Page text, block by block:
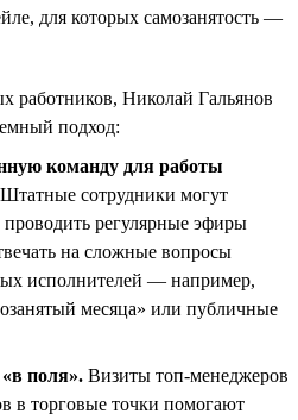
для которых самозанятость —
работников, Николай Гальянов
подход:
команду для работы
Штатные сотрудники могут
проводить регулярные эфиры
на сложные вопросы
исполнителей — например,
месяца» или публичные
поля». Визиты топ‑менеджеров
в торговые точки помогают